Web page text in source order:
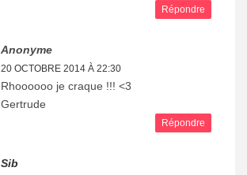
Répondre
Anonyme
20 OCTOBRE 2014 À 22:30
Rhoooooo je craque !!! <3
Gertrude
Répondre
Sib